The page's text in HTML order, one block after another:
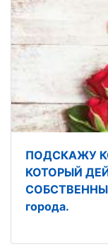
ПОДСКАЖУ
КОТОРЫЙ
города.